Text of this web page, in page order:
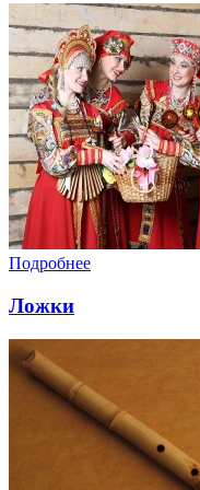
Подробнее
Ложки